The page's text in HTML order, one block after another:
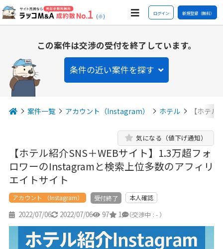
(※) ログイン 新規登録（無料）
この案件は交渉の受付を終了しています。
条件の近い案件を探す
案件一覧 アカウント（Instagram） ホテル 【ホテ
【ホテル紹介SNS＋WEBサイト】1.3万超フォ
ロワーのInstagramと検索上位多数のアフィリ
エイトサイト
気になる（値下げ通知）
アカウント （Instagram） 受付終了 本人確認
2022/07/06 2022/07/06 97 1 -
（交渉中 : - ）